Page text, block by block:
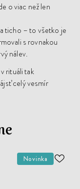
o viac než len
ticho – to všetko je
s rovnakou
nálev.
rituáli tak
celý vesmír
Novinka